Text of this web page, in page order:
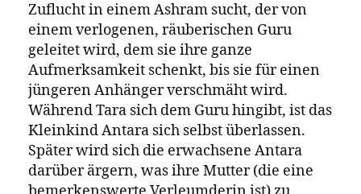
Zuflucht in einem Ashram sucht, der von
einem verlogenen, räuberischen Guru
geleitet wird, dem sie ihre ganze
Aufmerksamkeit schenkt, bis sie für einen
jüngeren Anhänger verschmäht wird.
Während Tara sich dem Guru hingibt, ist das
Kleinkind Antara sich selbst überlassen.
Später wird sich die erwachsene Antara
darüber ärgern, was ihre Mutter (die eine